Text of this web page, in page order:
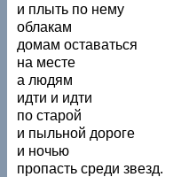
и плыть по нему
облакам
домам оставаться
на месте
а людям
идти и идти
по старой
и пыльной дороге
и ночью
пропасть среди звезд.